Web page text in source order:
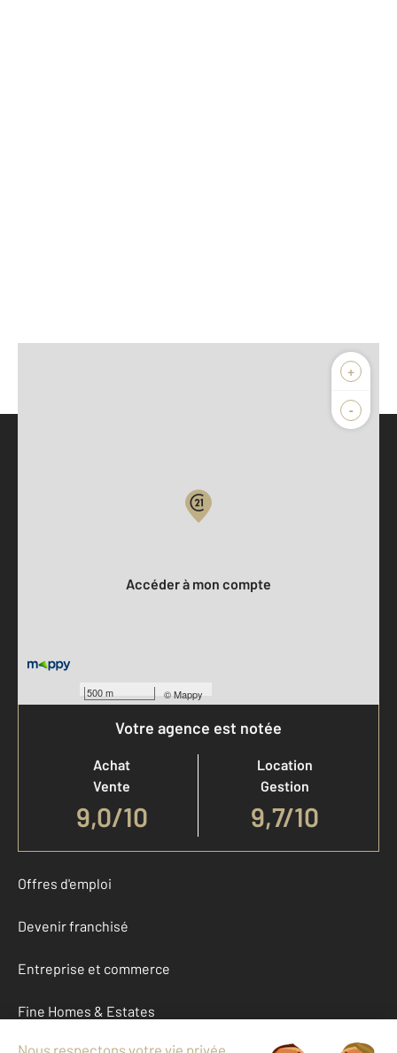
+
-
500 m ©Mappy
Accéder à mon compte
Votre agence est notée
Achat
Vente
9,0/10
Location
Gestion
9,7/10
Offres d'emploi
Devenir franchisé
Entreprise et commerce
Fine Homes & Estates